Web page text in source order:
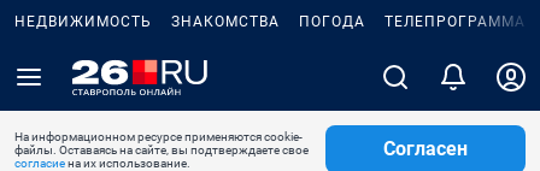
НЕДВИЖИМОСТЬ ЗНАКОМСТВА ПОГОДА ТЕЛЕПРОГРАММА
На информационном ресурсе применяются cookie-
файлы. Оставаясь на сайте, вы подтверждаете свое
согласиена их использование.
Согласен